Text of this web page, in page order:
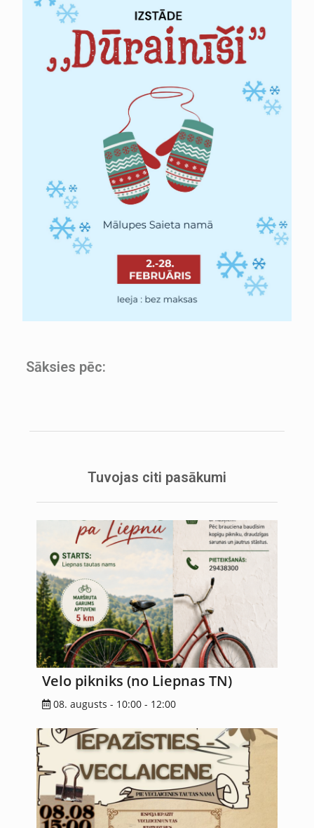
Sāksies pēc:
Tuvojas citi pasākumi
Velo pikniks (no Liepnas TN)
08. augusts - 10:00 - 12:00